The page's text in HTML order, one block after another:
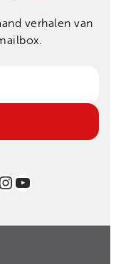
verhalen van
Instagram
YouTube